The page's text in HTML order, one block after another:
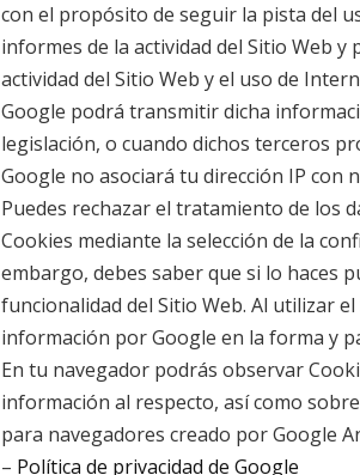
con el propósito de seguir la pista del
informes de la actividad del Sitio Web
actividad del Sitio Web y el uso de
Google podrá transmitir dicha
legislación, o cuando dichos terceros
Google no asociará tu dirección IP con
Puedes rechazar el tratamiento de los
Cookies mediante la selección de la
embargo, debes saber que si lo haces
funcionalidad del Sitio Web. Al utilizar
información por Google en la forma y
En tu navegador podrás observar
información al respecto, así como
para navegadores creado por Google
– Política de privacidad de Google